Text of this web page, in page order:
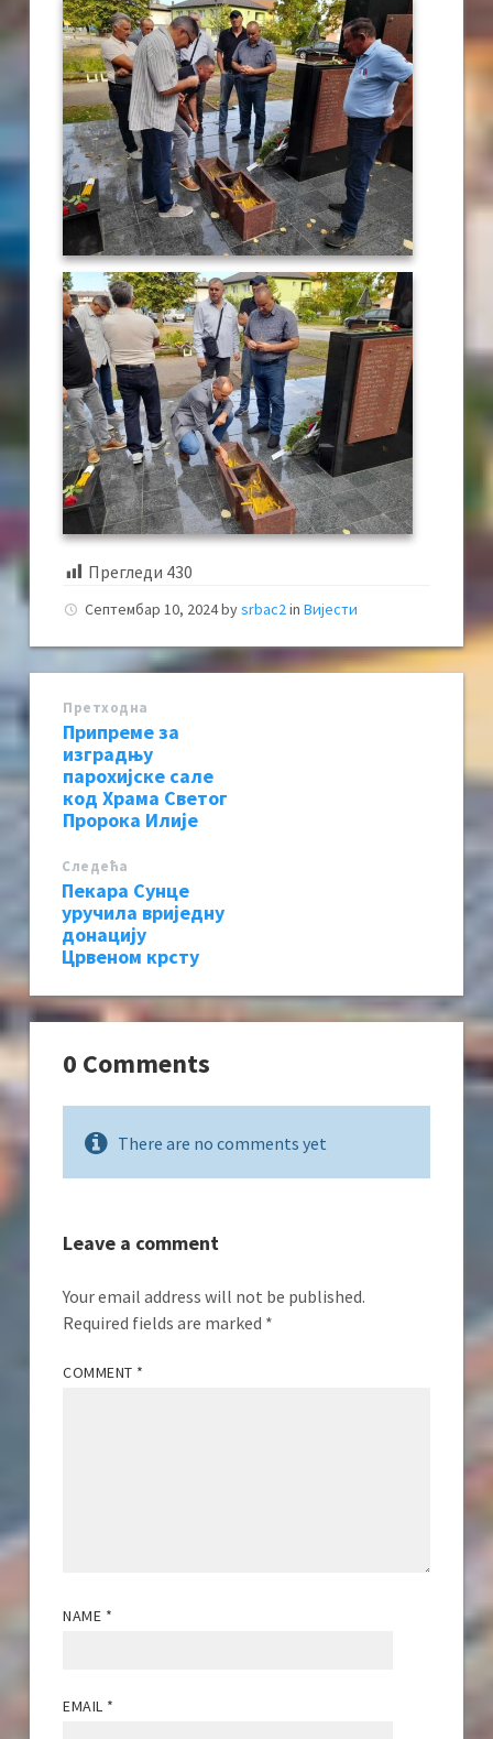
Прегледи 430
Септембар 10, 2024bysrbac2in Вијести
Претходна
Припреме за
изградњу
парохијске сале
код Храма Светог
Пророка Илије
Следећa
Пекара Сунце
уручила вриједну
донацију
Црвеном крсту
0 Comments
There are no comments yet
Leave a comment
Your email address will not be published.
Required fields are marked *
COMMENT *
NAME *
EMAIL *